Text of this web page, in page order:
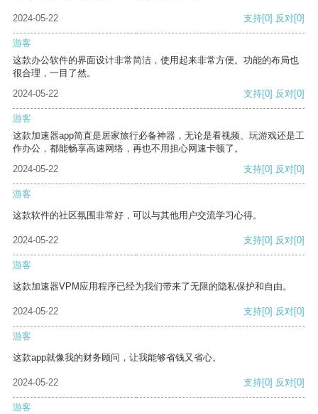
2024-05-22 支持[0] 反对[0]
游客
这款办公软件的界面设计非常简洁，使用起来非常方便。功能的布局也
很合理，一目了然。
2024-05-22
支持[0] 反对[0]
游客
这款加速器app简直是居家旅行必备神器，无论是看视频、玩游戏还是工
作办公，都能畅享高速网络，再也不用担心网速卡顿了。
2024-05-22
支持[0] 反对[0]
游客
这款软件的社区氛围非常好，可以与其他用户交流学习心得。
2024-05-22 支持[0] 反对[0]
游客
这款加速器VPM应用程序已经为我们带来了无限的隐私保护和自由。
2024-05-22 支持[0] 反对[0]
游客
这款app就像我的财务顾问，让我能够省钱又省心。
2024-05-22 支持[0] 反对[0]
游客